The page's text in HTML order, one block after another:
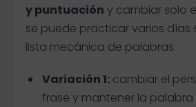
y puntuación y cambiar solo
se puede practicar varios días
lista mecánica de palabras.
Variación 1:cambiar el
frase y mantener la palabra